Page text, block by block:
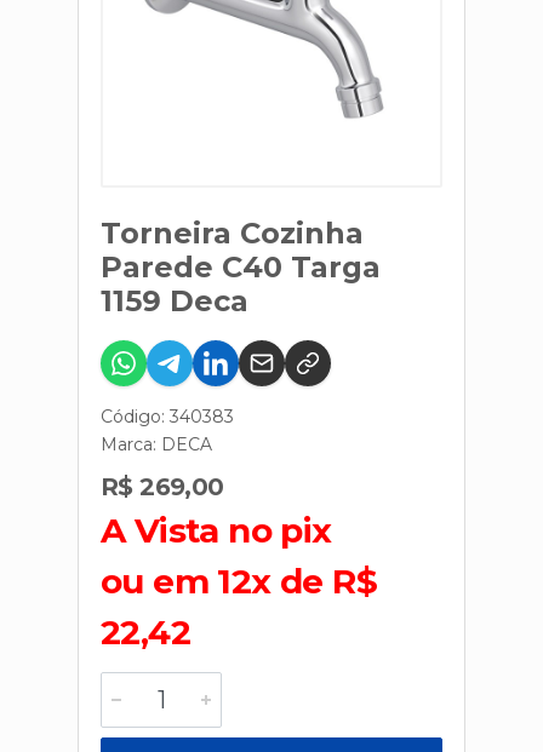
Torneira Cozinha
Parede C40 Targa
1159 Deca
Código: 340383
Marca: DECA
R$ 269,00
A Vista no pix
ou em 12x de R$
22,42